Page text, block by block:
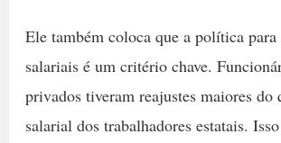
Ele também coloca que a política para
salariais é um critério chave.
privados tiveram reajustes maiores do
salarial dos trabalhadores estatais.